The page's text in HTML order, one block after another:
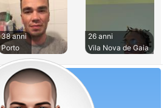
38 anni
Porto
26 anni
Vila Nova de Gaia